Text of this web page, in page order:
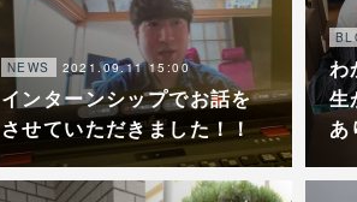
NEWS 2021.09.11 15:00
インターンシップでお話を
させていただきました！！
わ
生
あ